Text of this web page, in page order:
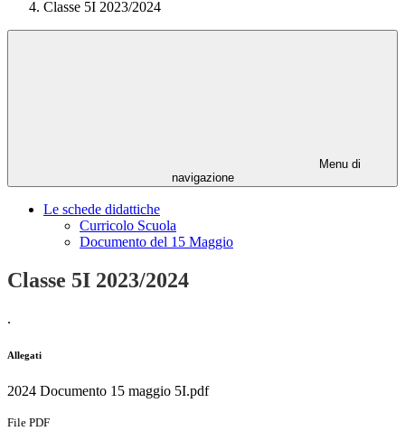
Classe 5I 2023/2024
Menu di
navigazione
Le schede didattiche
Curricolo Scuola
Documento del 15 Maggio
Classe 5I 2023/2024
.
Allegati
2024 Documento 15 maggio 5I.pdf
File PDF